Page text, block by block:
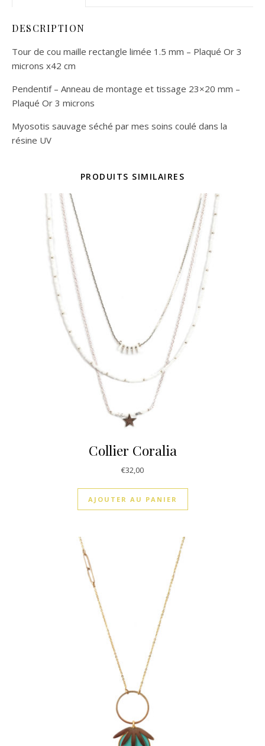
DESCRIPTION
Tour de cou maille rectangle limée 1.5 mm – Plaqué Or 3
microns x42 cm
Pendentif – Anneau de montage et tissage 23×20 mm –
Plaqué Or 3 microns
Myosotis sauvage séché par mes soins coulé dans la
résine UV
PRODUITS SIMILAIRES
Collier Coralia
€32,00
AJOUTER AU PANIER